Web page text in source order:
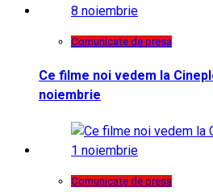
Comunicate de presa
Ce filme noi vedem la
noiembrie
Comunicate de presa